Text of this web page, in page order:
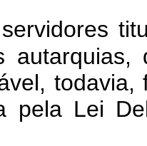
pela Lei